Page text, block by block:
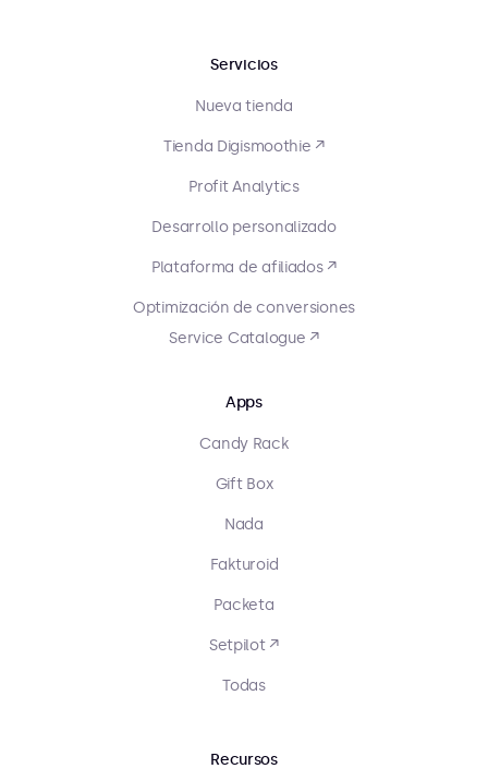
Servicios
Nueva tienda
Tienda Digismoothie ↗
Profit Analytics
Desarrollo personalizado
Plataforma de afiliados ↗
Optimización de conversiones
Service Catalogue ↗
Apps
Candy Rack
Gift Box
Nada
Fakturoid
Packeta
Setpilot ↗
Todas
Recursos